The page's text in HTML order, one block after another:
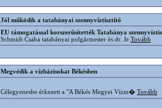
Jól működik a tatabányai szennyvíztisztító
EU támogatással korszerűsítették Tatabánya
Schmidt Csaba tatabányai polgármester és dr. Je Tovább
Megvédik a vízbázisokat Békésben
Célegyenesbe érkezett a "A Békés Megyei Vízm� Tovább